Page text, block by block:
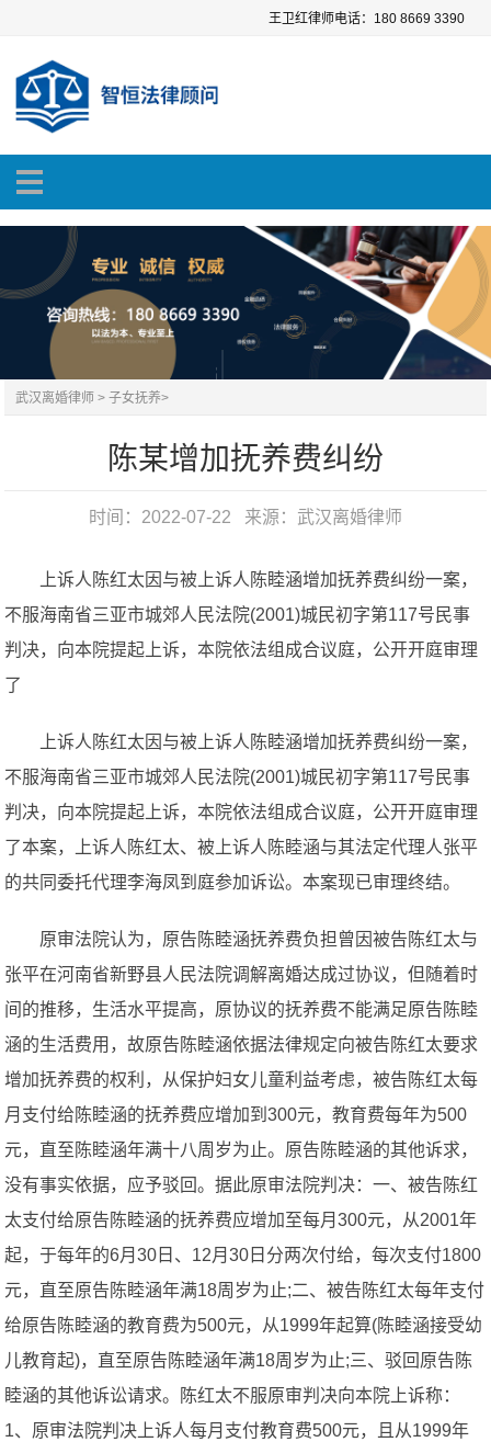
王卫红律师电话：180 8669 3390
武汉离婚律师 >子女抚养>
陈某增加抚养费纠纷
时间：2022-07-22 来源： 武汉离婚律师
上诉人陈红太因与被上诉人陈睦涵增加抚养费纠纷一案，
不服海南省三亚市城郊人民法院(2001)城民初字第117号民事
判决，向本院提起上诉，本院依法组成合议庭，公开开庭审理
了
上诉人陈红太因与被上诉人陈睦涵增加抚养费纠纷一案，
不服海南省三亚市城郊人民法院(2001)城民初字第117号民事
判决，向本院提起上诉，本院依法组成合议庭，公开开庭审理
了本案，上诉人陈红太、被上诉人陈睦涵与其法定代理人张平
的共同委托代理李海凤到庭参加诉讼。本案现已审理终结。
原审法院认为，原告陈睦涵抚养费负担曾因被告陈红太与
张平在河南省新野县人民法院调解离婚达成过协议，但随着时
间的推移，生活水平提高，原协议的抚养费不能满足原告陈睦
涵的生活费用，故原告陈睦涵依据法律规定向被告陈红太要求
增加抚养费的权利，从保护妇女儿童利益考虑，被告陈红太每
月支付给陈睦涵的抚养费应增加到300元，教育费每年为500
元，直至陈睦涵年满十八周岁为止。原告陈睦涵的其他诉求，
没有事实依据，应予驳回。据此原审法院判决：一、被告陈红
太支付给原告陈睦涵的抚养费应增加至每月300元，从2001年
起，于每年的6月30日、12月30日分两次付给，每次支付1800
元，直至原告陈睦涵年满18周岁为止;二、被告陈红太每年支付
给原告陈睦涵的教育费为500元，从1999年起算(陈睦涵接受幼
儿教育起)，直至原告陈睦涵年满18周岁为止;三、驳回原告陈
睦涵的其他诉讼请求。陈红太不服原审判决向本院上诉称：
1、原审法院判决上诉人每月支付教育费500元，且从1999年